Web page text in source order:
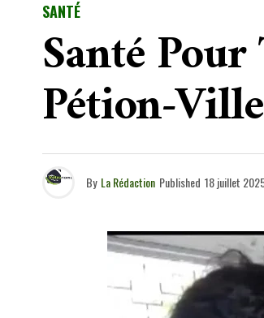
SANTÉ
Santé
Pétion-
By La Rédaction Published 18 juillet